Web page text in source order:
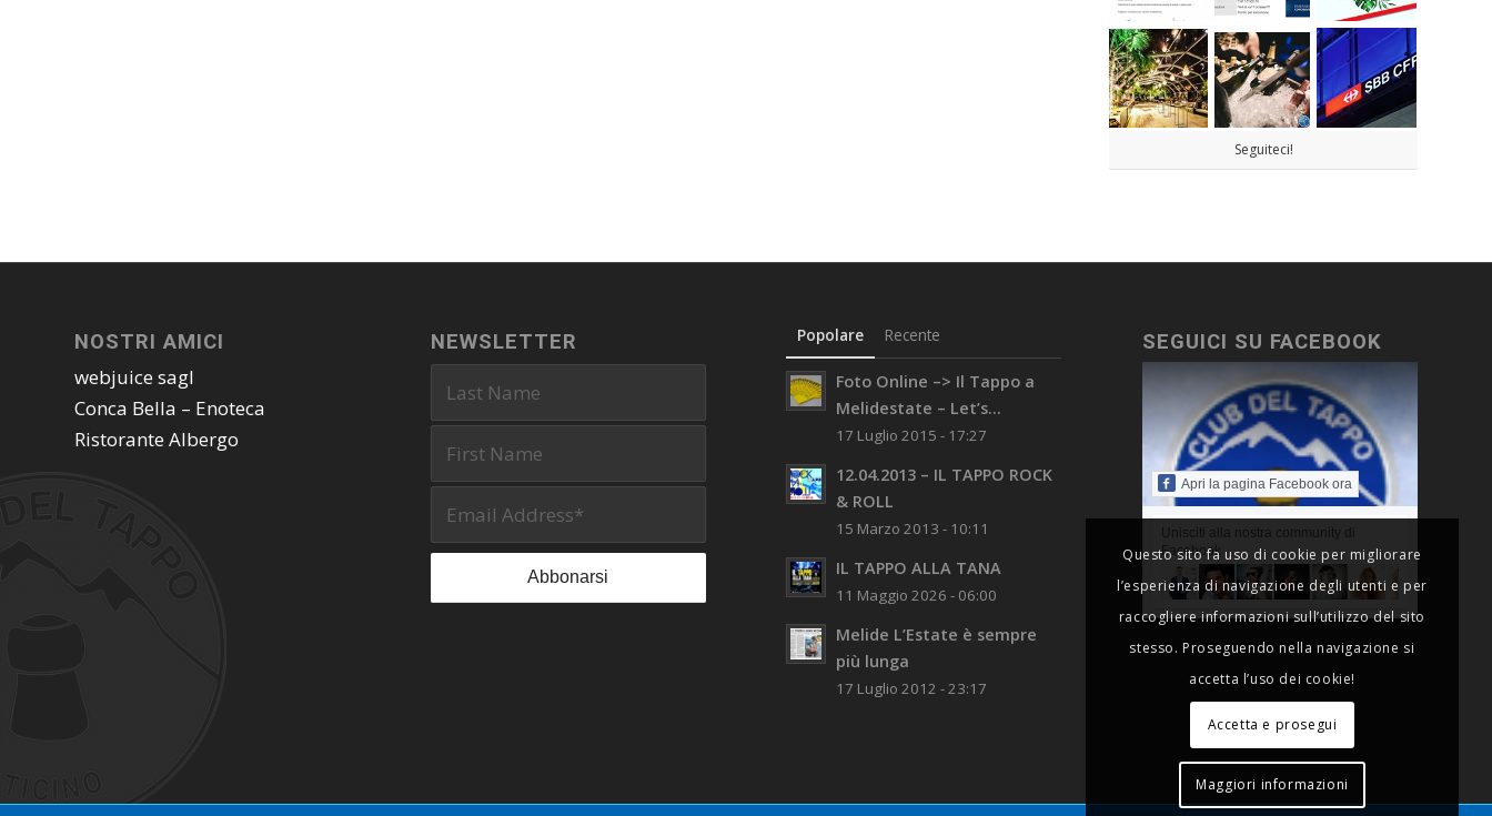
Seguiteci!
NOSTRI AMICI
webjuice sagl
Conca Bella – Enoteca
Ristorante Albergo
NEWSLETTER Popolare Recente
Foto Online –> Il Tappo a
Melidestate – Let’s...
17 Luglio 2015 - 17:27
12.04.2013 – IL TAPPO ROCK
& ROLL
15 Marzo 2013 - 10:11
IL TAPPO ALLA TANA
11 Maggio 2026 - 06:00
Melide L’Estate è sempre
più lunga
17 Luglio 2012 - 23:17
SEGUICI SU FACEBOOK
Apri la pagina Facebook ora
Unisciti alla nostra community di
Facebook
Questo sito fa uso di cookie per migliorare
l’esperienza di navigazione degli utenti e per
raccogliere informazioni sull’utilizzo del sito
stesso. Proseguendo nella navigazione si
accetta l’uso dei cookie!
Accetta e prosegui
Maggiori informazioni